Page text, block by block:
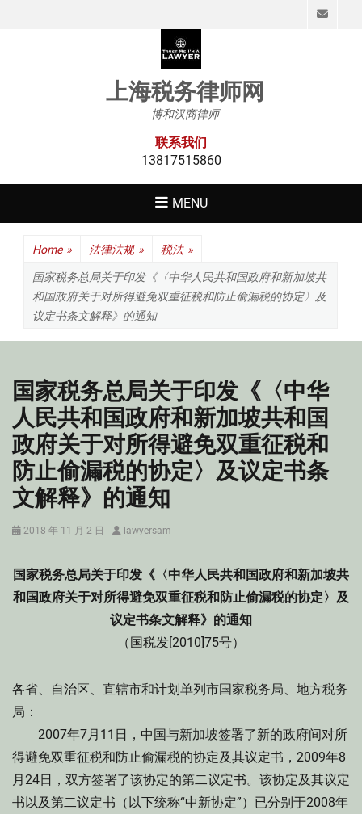
上海税务律师网
博和汉商律师
联系我们
13817515860
MENU
Home » 法律法规 » 税法 »
国家税务总局关于印发《〈中华人民共和国政府和新加坡共
和国政府关于对所得避免双重征税和防止偷漏税的协定〉及
议定书条文解释》的通知
国家税务总局关于印发《〈中华
人民共和国政府和新加坡共和国
政府关于对所得避免双重征税和
防止偷漏税的协定〉及议定书条
文解释》的通知
Posted
2018 年 11 月 2 日 Authorlawyersam
国家税务总局关于印发《〈中华人民共和国政府和新加坡共
和国政府关于对所得避免双重征税和防止偷漏税的协定〉及
议定书条文解释》的通知
（国税发[2010]75号）
各省、自治区、直辖市和计划单列市国家税务局、地方税务
局：
2007年7月11日，中国与新加坡签署了新的政府间对所
得避免双重征税和防止偷漏税的协定及其议定书，2009年8
月24日，双方签署了该协定的第二议定书。该协定及其议定
书以及第二议定书（以下统称“中新协定”）已分别于2008年